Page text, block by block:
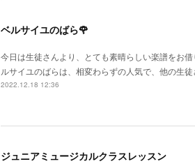
ベルサイユのばら🌹
今日は生徒さんより、とても素晴らしい楽譜をお
ルサイユのばらは、相変わらずの人気で、他の生
2022.12.18 12:36
ジュニアミュージカルクラスレッスン